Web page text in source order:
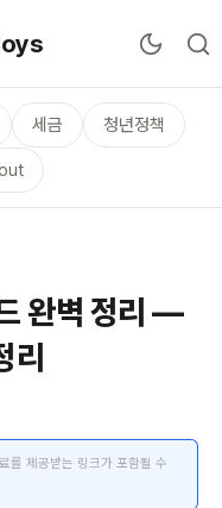
세금 청년정책
완벽 정리 —
리
를 제공받는 링크가 포함될 수